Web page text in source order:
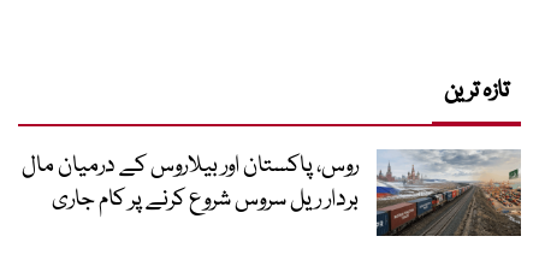
تازہ ترین
روس، پاکستان اور بیلاروس کے درمیان مال
بردار ریل سروس شروع کرنے پر کام جاری